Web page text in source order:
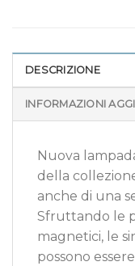
DESCRIZIONE
INFORMAZIONI
Nuova
della
anche di una
Sfruttando le
magnetici, le
possono